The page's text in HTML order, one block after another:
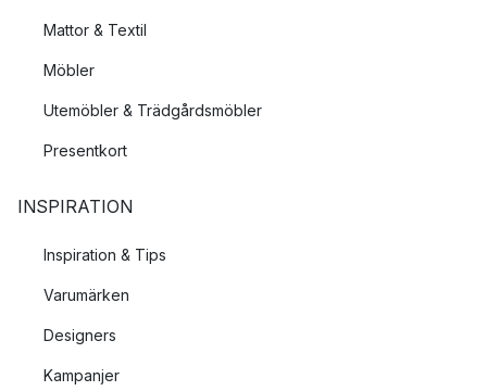
Mattor & Textil
Möbler
Utemöbler & Trädgårdsmöbler
Presentkort
INSPIRATION
Inspiration & Tips
Varumärken
Designers
Kampanjer